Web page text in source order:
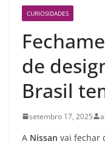
CURIOSIDADES
de
Brasil
setembro 17, 2025
A Nissan vai fechar